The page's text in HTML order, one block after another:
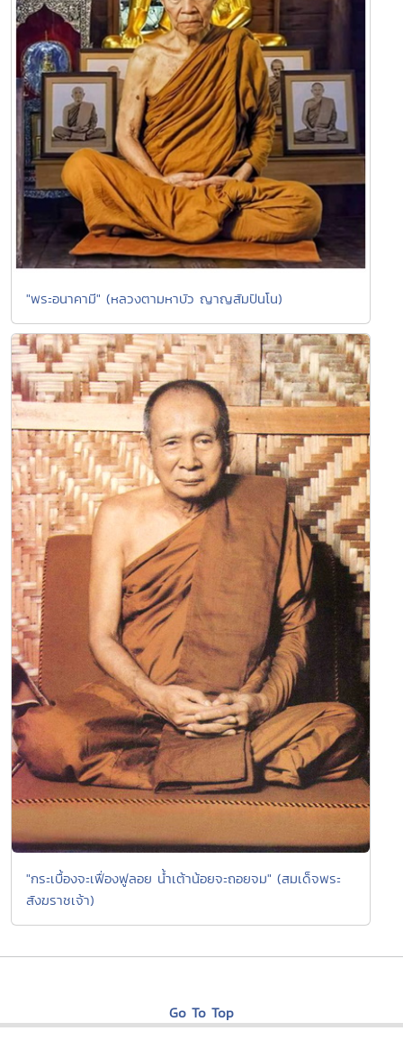
"พระอนาคามี" (หลวงตามหาบัว ญาญสัมปันโน)
"กระเบื้องจะเฟื่องฟูลอย น้ำเต้าน้อยจะถอยจม" (สมเด็จพระ
สังฆราชเจ้า)
Go To Top